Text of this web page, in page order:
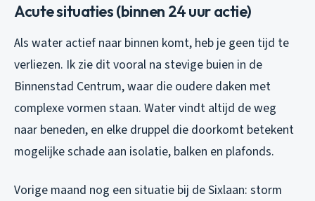
Acute situaties (binnen 24 uur actie)
Als water actief naar binnen komt, heb je geen tijd te
verliezen. Ik zie dit vooral na stevige buien in de
Binnenstad Centrum, waar die oudere daken met
complexe vormen staan. Water vindt altijd de weg
naar beneden, en elke druppel die doorkomt betekent
mogelijke schade aan isolatie, balken en plafonds.
Vorige maand nog een situatie bij de Sixlaan: storm